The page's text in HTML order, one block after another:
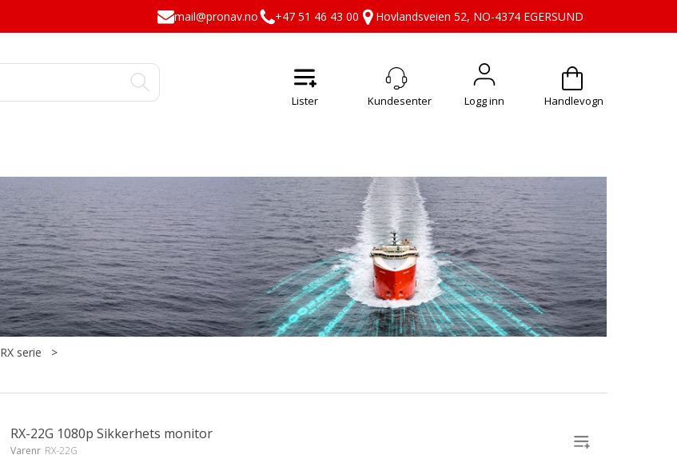
mail@pronav.no +47 51 46 43 00 Hovlandsveien 52, NO-4374 EGERSUND
Logg inn Handlevogn
RX serie >
RX-22G 1080p Sikkerhets monitor
Varenr RX-22G